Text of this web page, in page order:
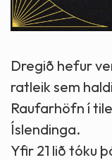
Dregið hefur
ratleik sem
Raufarhöfn í
Íslendinga.
Yfir 21 lið tóku